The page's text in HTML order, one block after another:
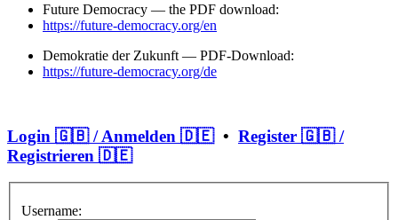
Future Democracy — the PDF download:
https://future-democracy.org/en
Demokratie der Zukunft — PDF-Download:
https://future-democracy.org/de
Login 🇬🇧 / Anmelden 🇩🇪• Register 🇬🇧 /
Registrieren 🇩🇪
Username: